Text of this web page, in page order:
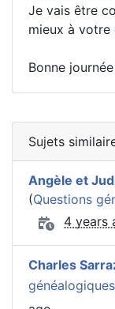
Je vais être
mieux à votre
Bonne
Sujets
Angèle et
(Questions
4 years
Charles
généalogiques